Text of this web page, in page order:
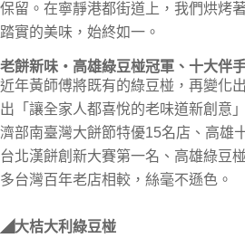
保留。在寧靜港都街道上，我們烘烤
踏實的美味，始終如一。
老餅新味‧高雄綠豆椪冠軍、十大伴
近年黃師傅將既有的綠豆椪，再變化
出「讓全家人都喜悅的老味道新創意
濟部南臺灣大餅節特優15名店、高雄
台北漢餅創新大賽第一名、高雄綠豆
多台灣百年老店相較，絲毫不遜色。
◢大桔大利綠豆椪